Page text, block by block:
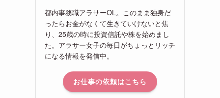
都内事務職アラサーOL。このまま独身だ
ったらお金がなくて生きていけないと焦
り、25歳の時に投資信託や株を始めまし
た。アラサー女子の毎日がちょっとリッチ
になる情報を発信中。
お仕事の依頼はこちら